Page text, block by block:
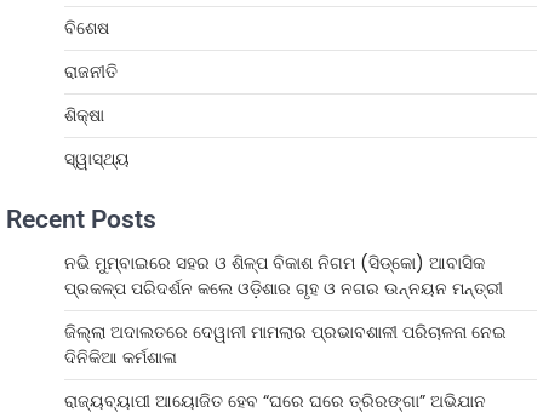
ବିଶେଷ
ରାଜନୀତି
ଶିକ୍ଷା
ସ୍ୱାସ୍ଥ୍ୟ
Recent Posts
ନଭି ମୁମ୍ବାଇରେ ସହର ଓ ଶିଳ୍ପ ବିକାଶ ନିଗମ (ସିଡ୍‌କୋ) ଆବାସିକ
ପ୍ରକଳ୍ପ ପରିଦର୍ଶନ କଲେ ଓଡ଼ିଶାର ଗୃହ ଓ ନଗର ଉନ୍ନୟନ ମନ୍ତ୍ରୀ
ଜିଲ୍ଲା ଅଦାଲତରେ ଦେୱାନୀ ମାମଲାର ପ୍ରଭାବଶାଳୀ ପରିଚାଳନା ନେଇ
ଦିନିକିଆ କର୍ମଶାଳା
ରାଜ୍ୟବ୍ୟାପୀ ଆୟୋଜିତ ହେବ “ଘରେ ଘରେ ତ୍ରିରଙ୍ଗା” ଅଭିଯାନ